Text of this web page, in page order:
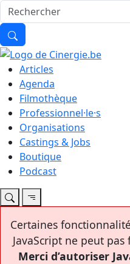
Articles
Agenda
Filmothèque
Professionnel·le·s
Organisations
Castings & Jobs
Boutique
Podcast
Certaines
JavaScript ne peut
Merci d’autoriser